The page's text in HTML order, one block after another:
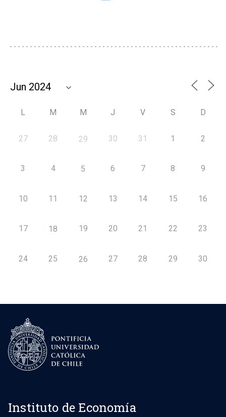
L M M J V S D
27 28 29 30 31 1 2
3 4 5 6 7 8 9
10 11 12 13 14 15 16
17 18 19 20 21 22 23
24 25 26 27 28 29 30
Instituto de Economía